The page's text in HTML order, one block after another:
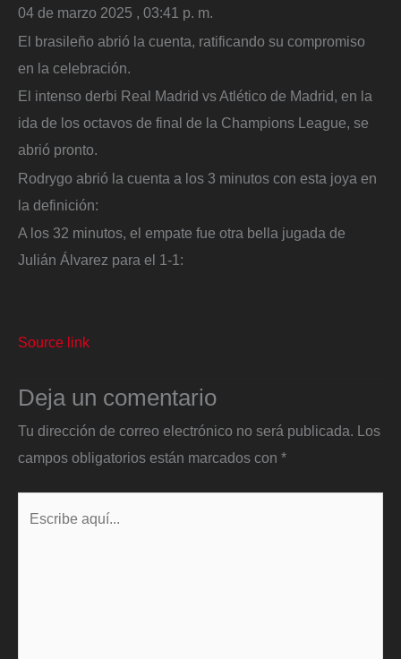
04 de marzo 2025 , 03:41 p. m.
El brasileño abrió la cuenta, ratificando su compromiso
en la celebración.
El intenso derbi Real Madrid vs Atlético de Madrid, en la
ida de los octavos de final de la Champions League, se
abrió pronto.
Rodrygo abrió la cuenta a los 3 minutos con esta joya en
la definición:
A los 32 minutos, el empate fue otra bella jugada de
Julián Álvarez para el 1-1:
Source link
Deja un comentario
Tu dirección de correo electrónico no será publicada. Los
campos obligatorios están marcados con *